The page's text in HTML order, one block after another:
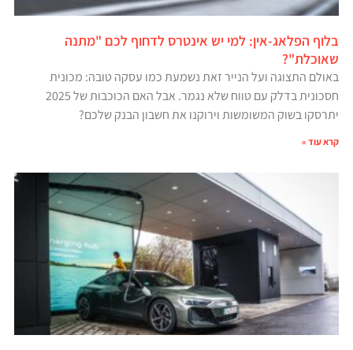
בלוף הפלאג-אין: למי יש אינטרס לדחוף לכם "מתנה
שאוכלת"?
באולם התצוגה ועל הנייר זאת נשמעת כמו עסקה טובה: מכונית
חסכונית בדלק עם טווח שלא נגמר. אבל האם הכוכבות של 2025
יתרסקו בשוק המשומשות וירוקנו את חשבון הבנק שלכם?
קרא עוד »